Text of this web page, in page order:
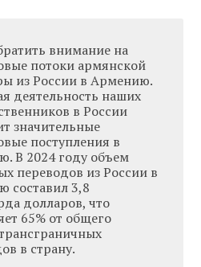
внимание на
потоки армянской
из России в Армению.
деятельность наших
в России
значительные
поступления в
В 2024 году объем
переводов из России в
составил 3,8
долларов, что
65% от общего
в страну.